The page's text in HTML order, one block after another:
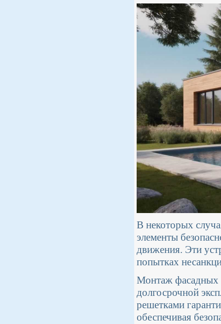
В некоторых
элементы
движения. Эти
попытках
Монтаж фасадных
долгосрочной
решетками
обеспечивая